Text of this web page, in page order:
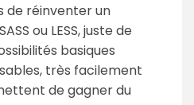
de réinventer un
ou LESS, juste de
basiques
très facilement
de gagner du